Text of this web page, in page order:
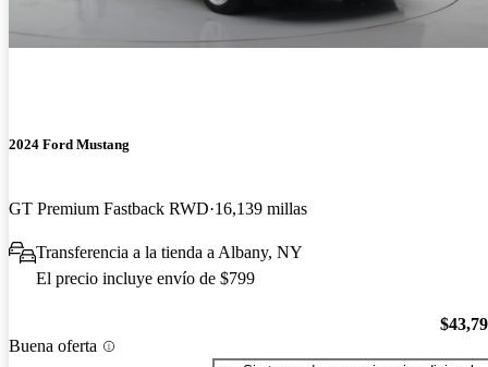
2024 Ford Mustang
GT Premium Fastback RWD 16,139 millas
Transferencia a la tienda a Albany, NY
El precio incluye envío de $799
Buena oferta